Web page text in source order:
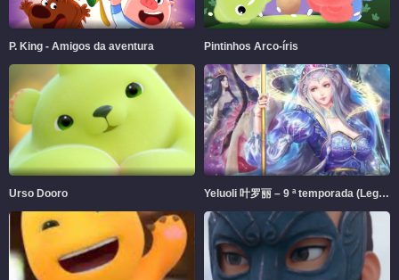
P. King - Amigos da aventura Pintinhos Arco-íris
Urso Dooro Yeluoli 叶罗丽 – 9 ª temporada (Legendado)